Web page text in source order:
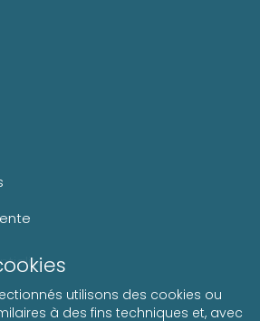
utilisons des cookies ou
à des fins techniques et, avec